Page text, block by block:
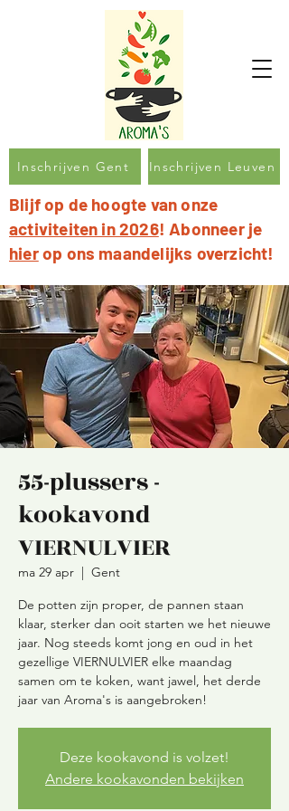
Inschrijven Gent Inschrijven Leuven
Blijf op de hoogte van onze
activiteiten in 2026! Abonneer je
hierop ons maandelijks overzicht!
55-plussers -
kookavond
VIERNULVIER
ma 29 apr
  |
Gent
De potten zijn proper, de pannen staan
klaar, sterker dan ooit starten we het nieuwe
jaar. Nog steeds komt jong en oud in het
gezellige VIERNULVIER elke maandag
samen om te koken, want jawel, het derde
Deze kookavond is volzet!
Andere kookavonden bekijken